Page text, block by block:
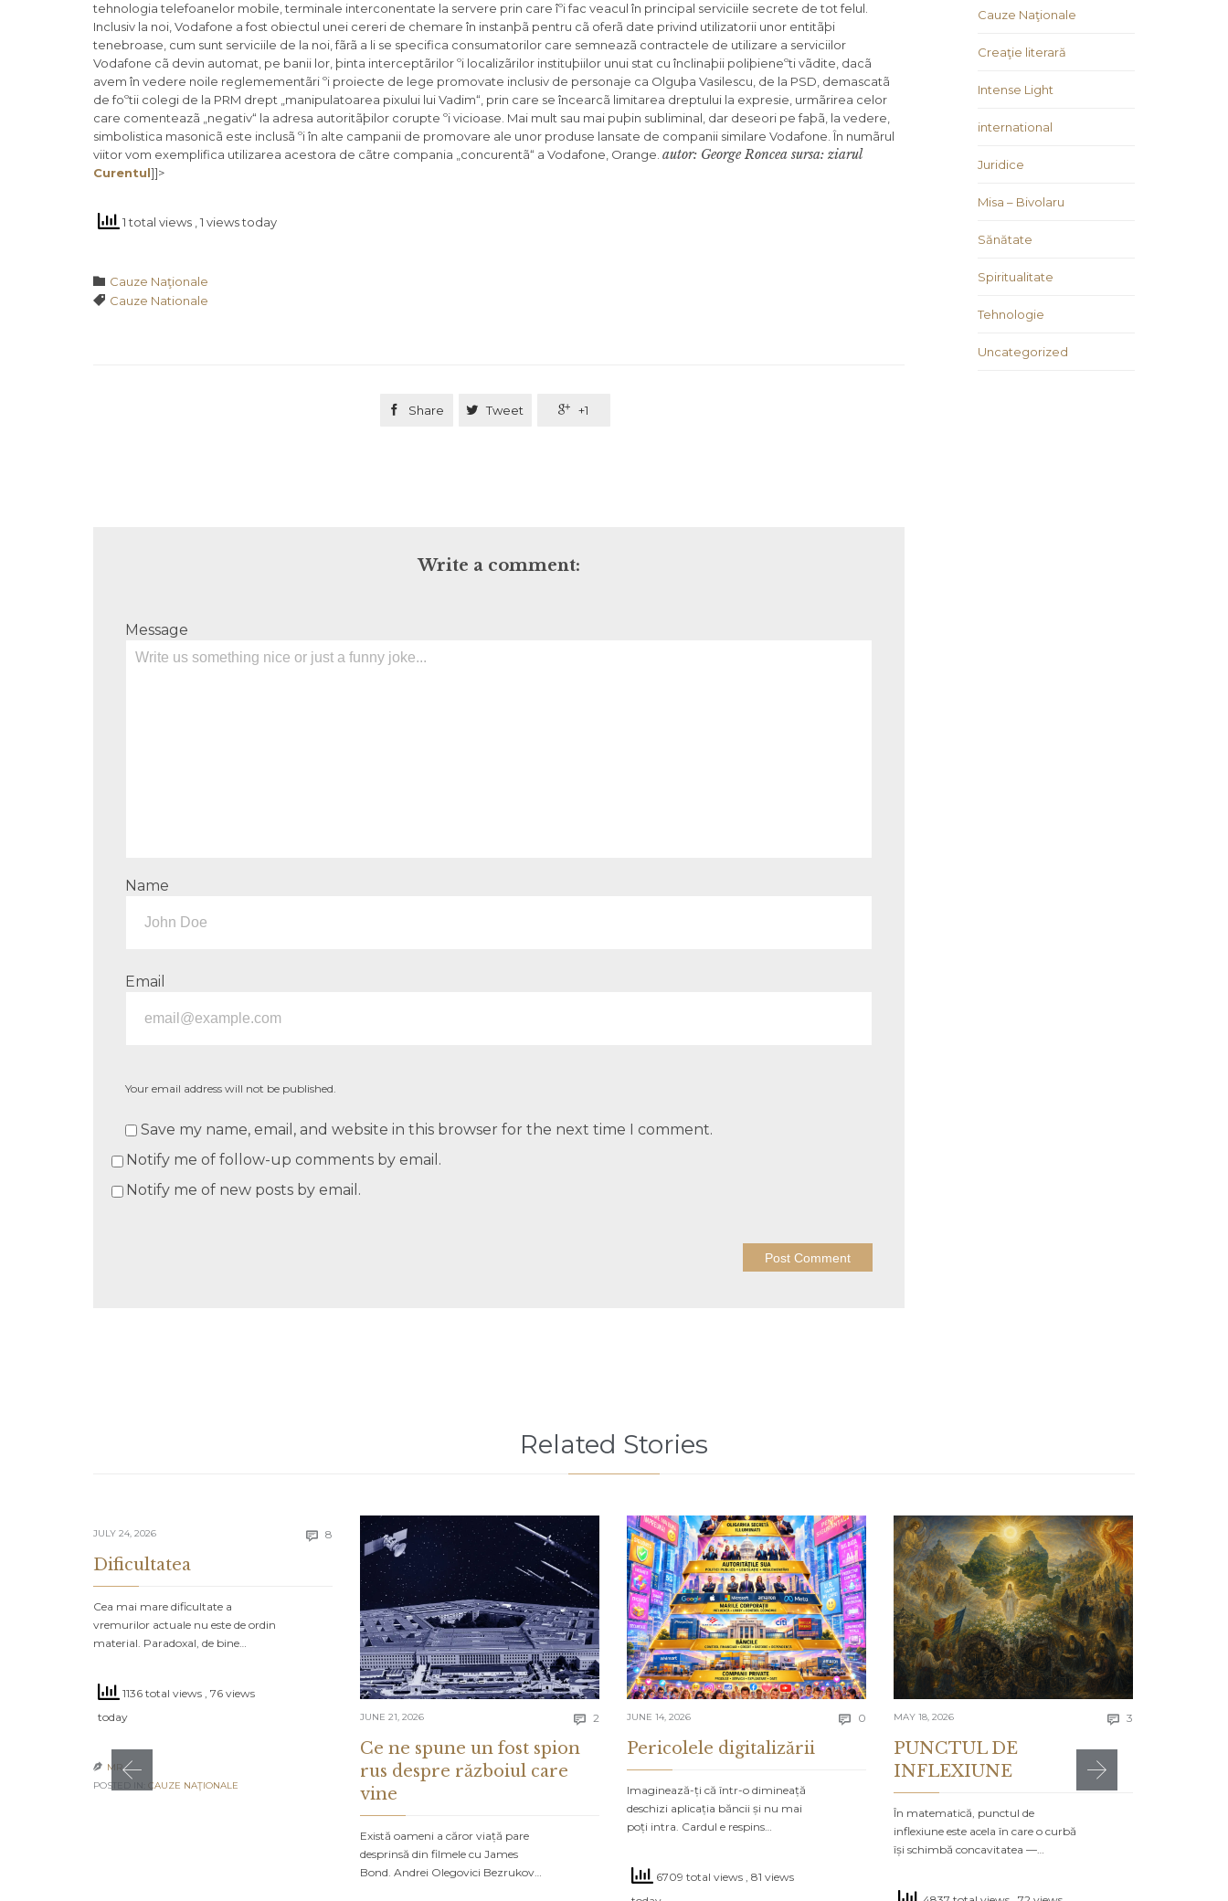
tehnologia telefoanelor mobile, terminale interconentate la servere prin care îºi fac veacul în principal serviciile secrete de tot felul.
Inclusiv la noi, Vodafone a fost obiectul unei cereri de chemare în instanþã pentru cã oferã date privind utilizatorii unor entitãþi
tenebroase, cum sunt serviciile de la noi, fãrã a li se specifica consumatorilor care semneazã contractele de utilizare a serviciilor
Vodafone cã devin automat, pe banii lor, þinta interceptãrilor ºi localizãrilor instituþiilor unui stat cu înclinaþii poliþieneºti vãdite, dacã
avem în vedere noile reglemementãri ºi proiecte de lege promovate inclusiv de personaje ca Olguþa Vasilescu, de la PSD, demascatã
de foºtii colegi de la PRM drept „manipulatoarea pixului lui Vadim“, prin care se încearcã limitarea dreptului la expresie, urmãrirea celor
care comenteazã „negativ“ la adresa autoritãþilor corupte ºi vicioase. Mai mult sau mai puþin subliminal, dar deseori pe faþã, la vedere,
simbolistica masonicã este inclusã ºi în alte campanii de promovare ale unor produse lansate de companii similare Vodafone. În numãrul
viitor vom exemplifica utilizarea acestora de cãtre compania „concurentã“ a Vodafone, Orange. autor: George Roncea sursa: ziarul
Curentul]]>
1 total views , 1 views today
 Category
Cauze Naţionale
 Tags
Cauze Nationale
 Share  Tweet  +1
Write a comment:
Message
Name
Email
Your email address will not be published.
Save my name, email, and website in this browser for the next time I comment.
Notify me of follow-up comments by email.
Notify me of new posts by email.
Cauze Naţionale
Creaţie literară
Intense Light
international
Juridice
Misa – Bivolaru
Sănătate
Spiritualitate
Tehnologie
Uncategorized
Related Stories
JULY 24, 2026  8 Comments
Dificultatea
Cea mai mare dificultate a
vremurilor actuale nu este de ordin
material. Paradoxal, de bine…
1136 total views , 76 views
today
 MR
POSTED IN: CAUZE NAŢIONALE
JUNE 21, 2026  2 Comments
Ce ne spune un fost spion
rus despre războiul care
vine
Există oameni a căror viață pare
desprinsă din filmele cu James
Bond. Andrei Olegovici Bezrukov…
JUNE 14, 2026  0 Comments
Pericolele digitalizării
Imaginează-ți că într-o dimineață
deschizi aplicația băncii și nu mai
poți intra. Cardul e respins…
6709 total views , 81 views
MAY 18, 2026  3
PUNCTUL DE
INFLEXIUNE
În matematică, punctul de
inflexiune este acela în care o curbă
își schimbă concavitatea —…